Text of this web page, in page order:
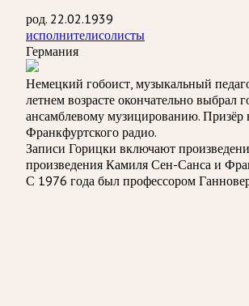
род. 22.02.1939
исполнителисолисты
Германия
Немецкий гобоист, музыкальный
летнем возрасте окончательно
ансамблевому музицированию. Призёр
Франкфуртского радио.
Записи Горицки включают
произведения Камиля Сен-Санса и
С 1976 года был профессором